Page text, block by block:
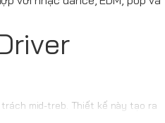
mid-treb. Thiết kế này tạo ra